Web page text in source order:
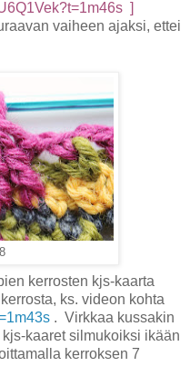
]
vaiheen ajaksi, ettei
kerrosten kjs-kaarta
ks. videon kohta
. Virkkaa kussakin
kaaret silmukoiksi ikään
kerroksen 7